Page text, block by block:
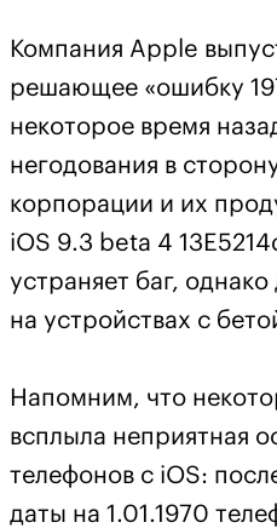
Компания Apple
решающее «ошибку
некоторое время
негодования в
корпорации и их
iOS 9.3 beta 4
устраняет баг,
на устройствах с
Напомним, что
всплыла неприятная
телефонов с iOS:
даты на 1.01.1970